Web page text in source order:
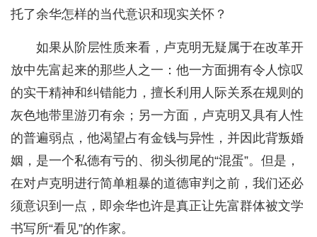
托了余华怎样的当代意识和现实关怀？
如果从阶层性质来看，卢克明无疑属于在改革开
放中先富起来的那些人之一：他一方面拥有令人惊叹
的实干精神和纠错能力，擅长利用人际关系在规则的
灰色地带里游刃有余；另一方面，卢克明又具有人性
的普遍弱点，他渴望占有金钱与异性，并因此背叛婚
姻，是一个私德有亏的、彻头彻尾的“混蛋”。但是，
在对卢克明进行简单粗暴的道德审判之前，我们还必
须意识到一点，即余华也许是真正让先富群体被文学
书写所“看见”的作家。